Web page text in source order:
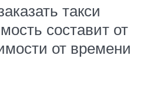
такси
составит от
от времени